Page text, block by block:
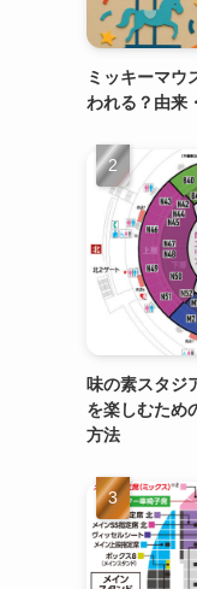
ミッキーマウ
われる？由来
味の素スタジ
を楽しむため
方法